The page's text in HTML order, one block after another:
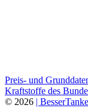
Preis- und
Kraftstoffe des
© 2026 |